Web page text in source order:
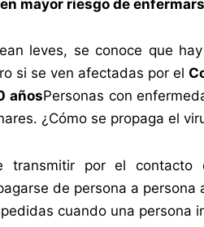
mayor riesgo de
leves, se conoce que
si se ven afectadas por el
añosPersonas con
¿Cómo se propaga el
por el contacto
de persona a
cuando una persona